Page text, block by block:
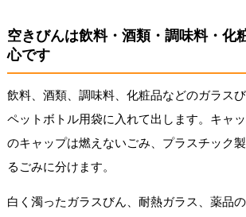
空きびんは飲料・酒類・調味料・化
心です
飲料、酒類、調味料、化粧品などのガラス
ペットボトル用袋に入れて出します。キャ
のキャップは燃えないごみ、プラスチック
るごみに分けます。
白く濁ったガラスびん、耐熱ガラス、薬品